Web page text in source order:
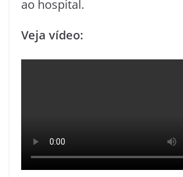
ao hospital.
Veja vídeo: